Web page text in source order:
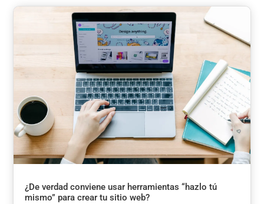
¿De verdad conviene usar herramientas “hazlo tú
mismo” para crear tu sitio web?